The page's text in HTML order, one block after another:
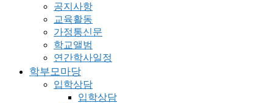
공지사항
교육활동
가정통신문
학교앨범
연간학사일정
학부모마당
입학상담
입학상담